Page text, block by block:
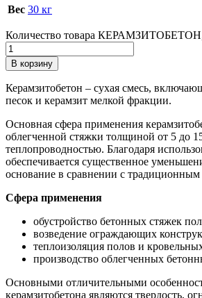
Вес 30 кг
Количество товара
В корзину
Керамзитобетон – сухая смесь,
песок и керамзит мелкой фракции.
Основная сфера применения
облегченной стяжки толщиной от 5 до
теплопроводностью. Благодаря
обеспечивается существенное
основание в сравнении с традиционным
Сфера применения
обустройство бетонных стяжек
возведение ограждающих
теплоизоляция полов и
производство облегченных
Основными отличительными
керамзитобетона являются твердость,